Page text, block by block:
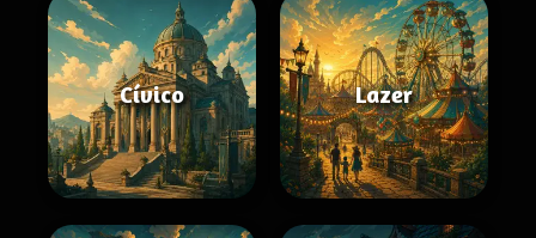
Cívico Lazer